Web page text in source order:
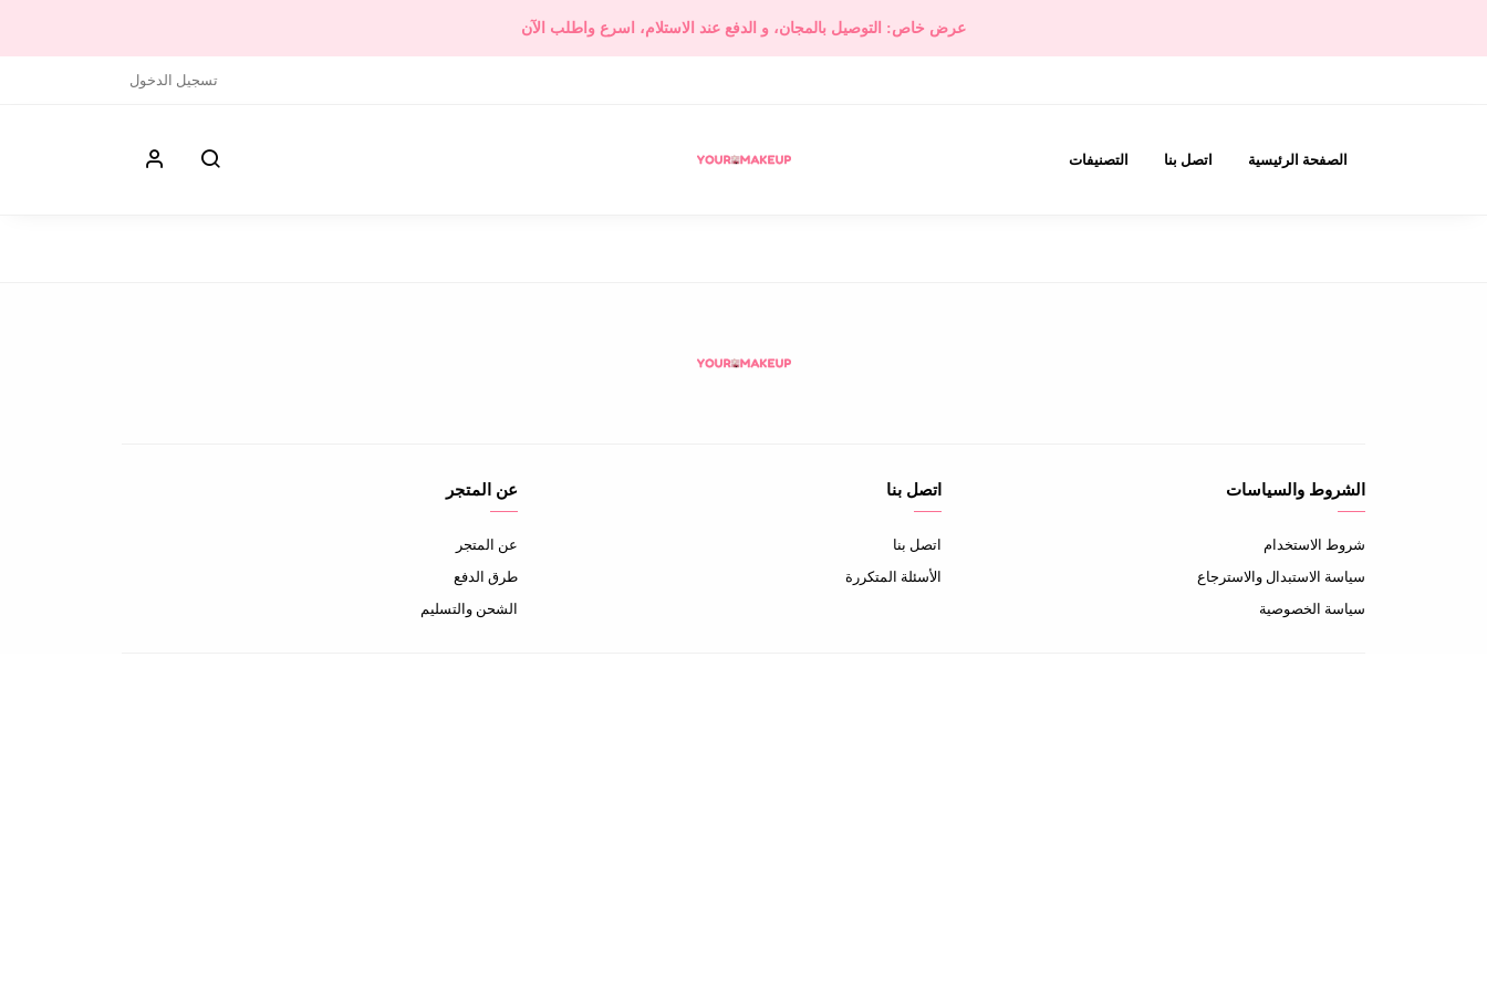
عرض خاص: التوصيل بالمجان، و الدفع عند الاستلام، اسرع واطلب الآن
تسجيل الدخول
الصفحة الرئيسية اتصل بنا التصنيفات
الشروط والسياسات
شروط الاستخدام
سياسة الاستبدال والاسترجاع
سياسة الخصوصية
اتصل بنا
اتصل بنا
الأسئلة المتكررة
عن المتجر
عن المتجر
طرق الدفع
الشحن والتسليم